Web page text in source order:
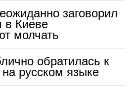
заговорил
в Киеве
молчать
обратилась к
русском языке